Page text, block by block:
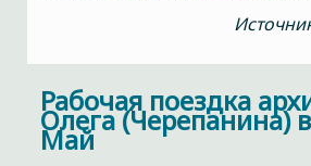
Рабочая поездка
Олега (Черепанина)
Май